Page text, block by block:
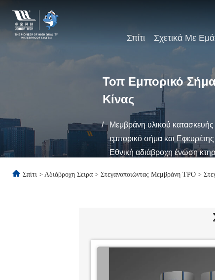
Σπίτι Σχετικά Με
Τοπ Εμπορικό
Κίνας
/
Μεμβράνη υλικού κατασκευής
εμπορικό σήμα και Εφευρέτης
Εθνική αδιάβροχη ένωση
Σπίτι > Αδιάβροχη Σειρά > Στεγανοποιώντας Μεμβράνη TPO >